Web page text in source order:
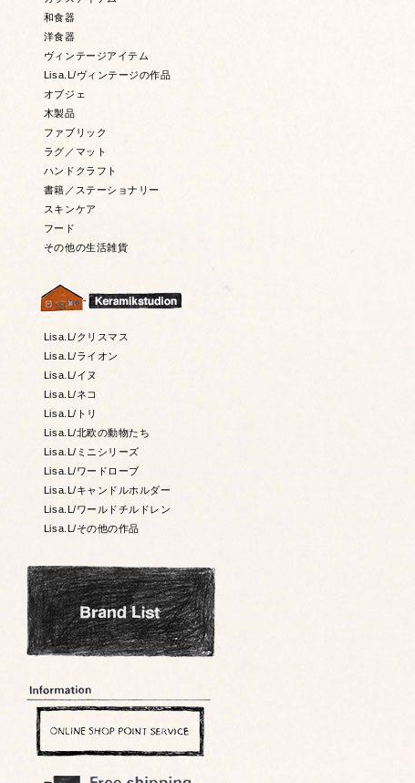
和食器
洋食器
ヴィンテージアイテム
Lisa.L/ヴィンテージの作品
オブジェ
木製品
ファブリック
ラグ／マット
ハンドクラフト
書籍／ステーショナリー
スキンケア
フード
その他の生活雑貨
Lisa.L/クリスマス
Lisa.L/ライオン
Lisa.L/イヌ
Lisa.L/ネコ
Lisa.L/トリ
Lisa.L/北欧の動物たち
Lisa.L/ミニシリーズ
Lisa.L/ワードローブ
Lisa.L/キャンドルホルダー
Lisa.L/ワールドチルドレン
Lisa.L/その他の作品